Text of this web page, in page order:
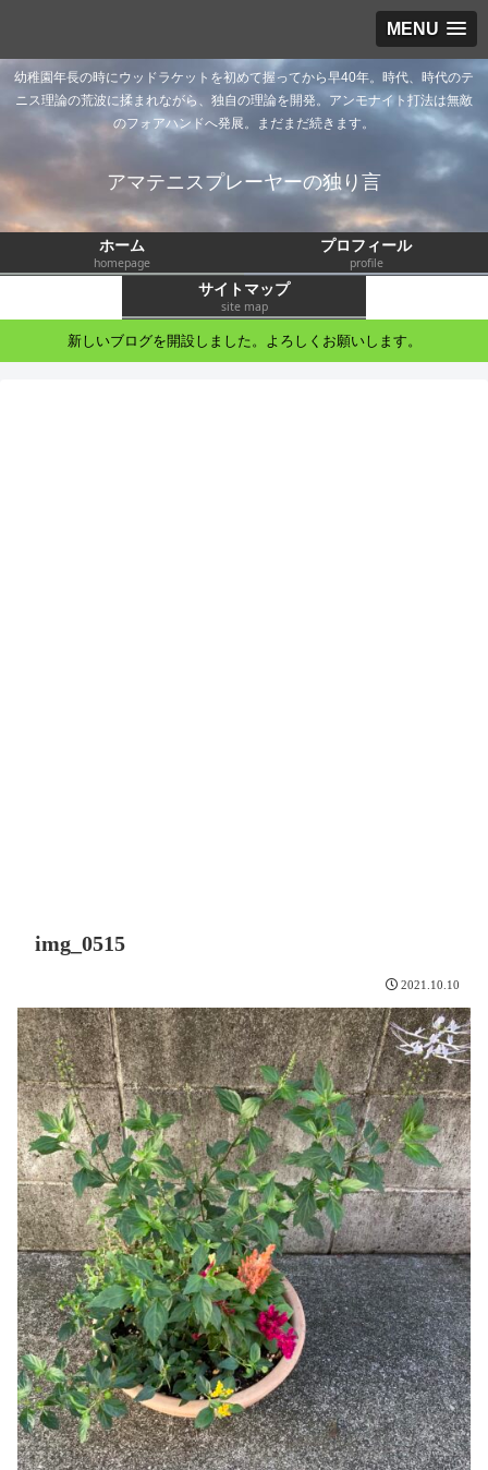
MENU
幼稚園年長の時にウッドラケットを初めて握ってから早40年。時代、時代のテ
ニス理論の荒波に揉まれながら、独自の理論を開発。アンモナイト打法は無敵
のフォアハンドへ発展。まだまだ続きます。
アマテニスプレーヤーの独り言
ホーム
homepage
プロフィール
profile
サイトマップ
site map
新しいブログを開設しました。よろしくお願いします。
img_0515
2021.10.10